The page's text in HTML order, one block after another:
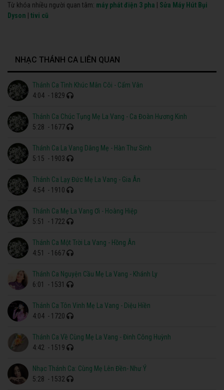
Từ khóa nhiều người quan tâm: máy phát điện 3 pha
Sửa Máy Hút Bụi
Dyson
tivi cũ
NHẠC THÁNH CA LIÊN QUAN
Thánh Ca Tình Khúc Mân Côi - Cẩm Vân
4:04 - 1829
Thánh Ca Chúc Tụng Mẹ La Vang - Ca Đoàn Hương Kinh
5:28 - 1677
Thánh Ca La Vang Dâng Mẹ - Hàn Thư Sinh
5:15 - 1903
Thánh Ca Lạy Đức Mẹ La Vang - Gia Ân
4:54 - 1910
Thánh Ca Mẹ La Vang Ơi - Hoàng Hiệp
5:51
- 1722
Thánh Ca Một Trời La Vang - Hồng Ân
4:51
- 1667
Thánh Ca Nguyện Cầu Mẹ La Vang - Khánh Ly
6:01
- 1531
Thánh Ca Tôn Vinh Mẹ La Vang - Diệu Hiền
4:04 - 1720
Thánh Ca Về Cùng Mẹ La Vang - Đinh Công Huỳnh
4:42 - 1519
Nhạc Thánh Ca: Cùng Mẹ Lên Đền- Như Ý
5:28 - 1532